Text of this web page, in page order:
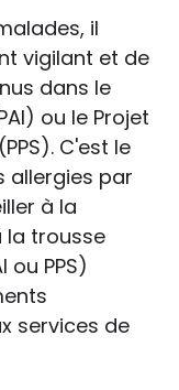
il
vigilant et de
dans le
ou le Projet
C'est le
allergies par
à la
la trousse
PPS)
services de